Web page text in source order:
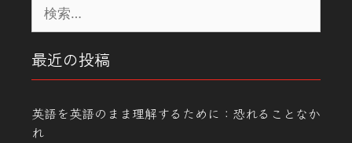
索:
最近の投稿
英語を英語のまま理解するために：恐れることなか
れ